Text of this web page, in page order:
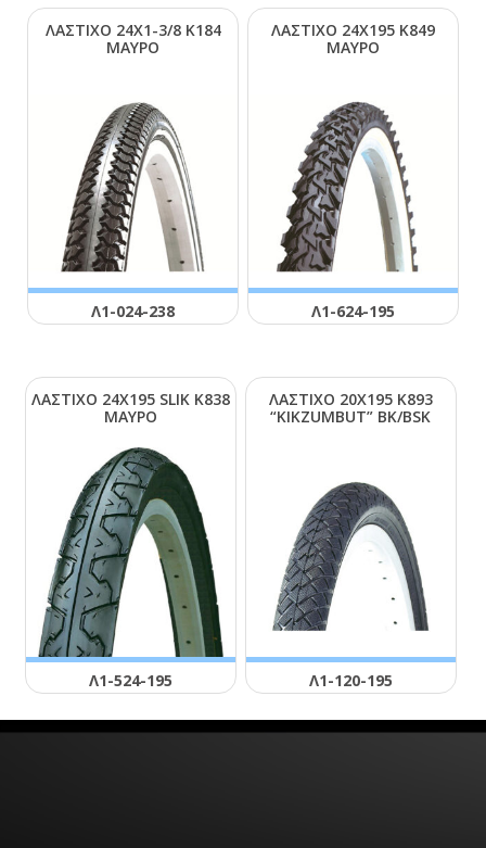
ΛΑΣΤΙΧΟ 24Χ1-3/8 Κ184
ΜΑΥΡΟ
Λ1-024-238
ΛΑΣΤΙΧΟ 24Χ195 Κ849
ΜΑΥΡΟ
Λ1-624-195
ΛΑΣΤΙΧΟ 24Χ195 SLΙΚ Κ838
ΜΑΥΡΟ
Λ1-524-195
ΛΑΣΤΙΧΟ 20Χ195 Κ893
“ΚΙΚΖUΜΒUΤ” ΒΚ/ΒSΚ
Λ1-120-195